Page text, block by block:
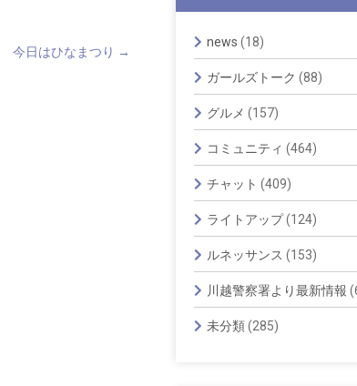
今日はひなまつり →
news (18)
ガールズトーク (88)
グルメ (157)
コミュニティ (464)
チャット (409)
ライトアップ(124)
ルネッサンス (153)
川越警察署より最新情報
未分類(285)